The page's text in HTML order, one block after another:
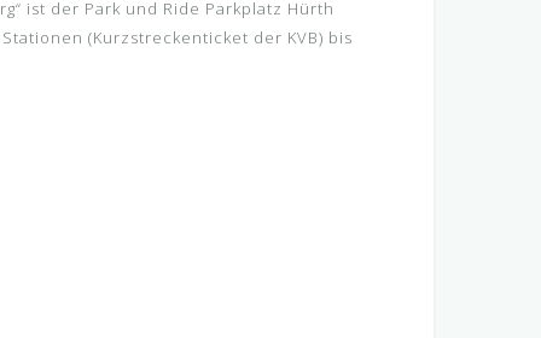
ist der Park und Ride Parkplatz Hürth
(Kurzstreckenticket der KVB) bis